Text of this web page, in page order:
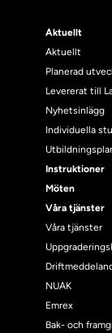
Aktuellt
Aktuellt
Planerad
Levererat till
Nyhetsinlägg
Individuella
Instruktioner
Möten
Våra tjänster
Våra tjänster
NUAK
Emrex
Bak- och